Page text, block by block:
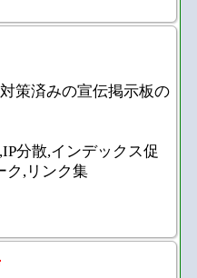
策済みの宣伝掲示板の
分散,インデックス促
ク,リンク集